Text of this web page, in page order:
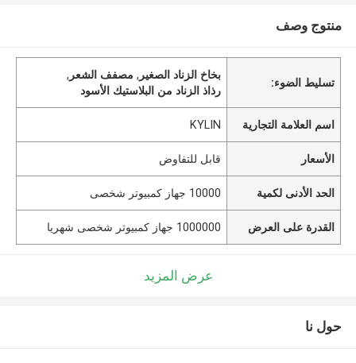
منتوج وصف
تسليط الضوء:
بخاخ الزناد الصغير , مصفف الشعر ,
رذاذ الزناد من البلاستيك الأسود
اسم العلامة التجارية KYLIN
الأسعار قابل للتفاوض
الحد الأدنى لكمية 10000 جهاز كمبيوتر شخصى
القدرة على العرض 1000000 جهاز كمبيوتر شخصى شهريا
عرض المزيد
حول نا